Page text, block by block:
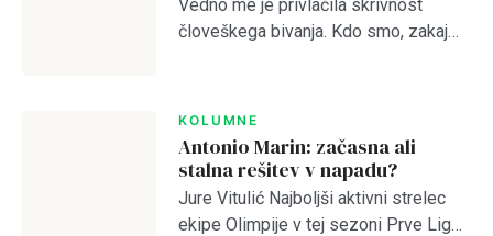
Vedno me je privlačila skrivnost
človeškega bivanja. Kdo smo, zakaj
religioznih in filozofskih šol, da bi
odprl vrata brez vrat. […]
KOLUMNE
Antonio Marin: začasna ali
stalna rešitev v napadu?
Jure Vitulić Najboljši aktivni strelec
ekipe Olimpije v tej sezoni Prve Lige